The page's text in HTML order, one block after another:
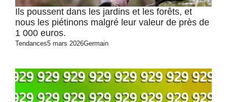
Ils poussent dans les jardins et les forêts, et
nous les piétinons malgré leur valeur de près de
1 000 euros.
Tendances5 mars 2026Germain